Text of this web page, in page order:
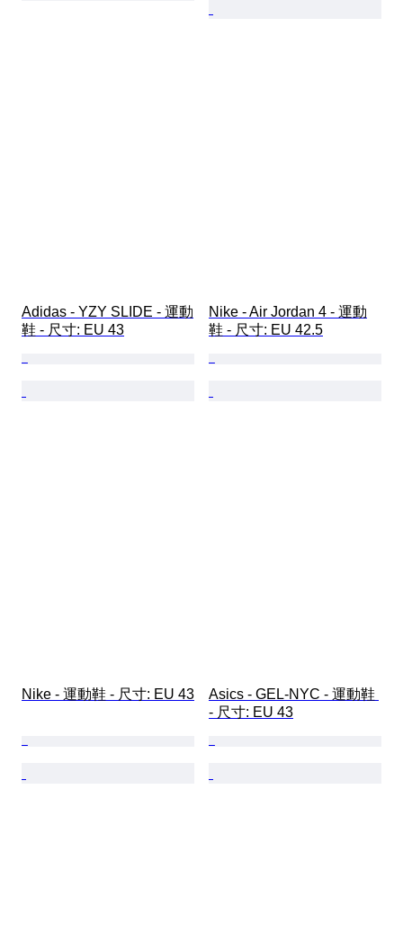
Adidas - YZY SLIDE - 運動
鞋 - 尺寸: EU 43
Nike - Air Jordan 4 - 運動
鞋 - 尺寸: EU 42.5
Nike - 運動鞋 - 尺寸: EU 43
Asics - GEL-NYC - 運動鞋
- 尺寸: EU 43